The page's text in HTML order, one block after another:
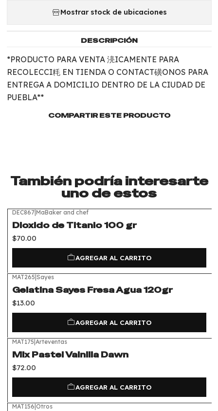
Mostrar stock de ubicaciones
DESCRIPCIÓN
*PRODUCTO PARA VENTA 湸ICAMENTE PARA
RECOLECCI粍 EN TIENDA O CONTACT磺ONOS PARA
ENTREGA A DOMICILIO DENTRO DE LA CIUDAD DE
PUEBLA**
COMPARTIR ESTE PRODUCTO
También podría interesarte
uno de estos
DEC867| MaBaker and chef
Dioxido de Titanio 100 gr
$70.00
AGREGAR AL CARRITO
MAT265 Sayes
Gelatina Sayes Fresa Agua 120gr
$13.00
AGREGAR AL CARRITO
MAT175 Arteventas
Mix Pastel Vainilla Dawn
$72.00
AGREGAR AL CARRITO
MAT156 Otros